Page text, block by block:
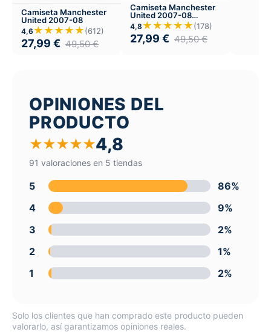
Camiseta Manchester
United 2007-08
4,6 ★★★★★(612)
27,99 € 49,50€
Camiseta Manchester
United 2007-08
Visitante
4,8 ★★★★★(178)
27,99 € 49,50€
OPINIONES DEL
PRODUCTO
★★★★★4,8
91 valoraciones en 5 tiendas
5
86%
4
9%
3
2%
2
1%
1
2%
Solo los clientes que han comprado este producto pueden
valorarlo, así garantizamos opiniones reales.